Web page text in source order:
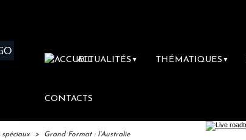
ACTUALITÉS ▼ THÉMATIQUES ▼
CONTACTS
spéciaux > Grand Format : l'Australie